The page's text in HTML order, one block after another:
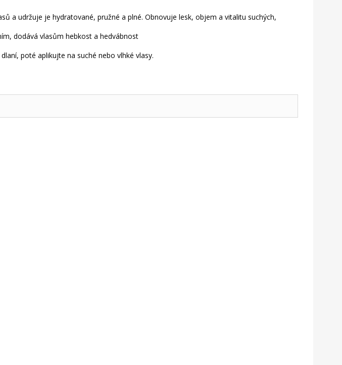
a udržuje je hydratované, pružné a plné. Obnovuje lesk, objem a vitalitu suchých,
dodává vlasům hebkost a hedvábnost
poté aplikujte na suché nebo vlhké vlasy.